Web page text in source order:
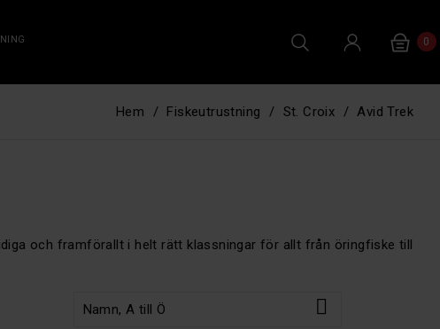
0
Hem Fiskeutrustning St. Croix Avid Trek
och framförallt i helt rätt klassningar för allt från öringfiske till
Namn, A till Ö 